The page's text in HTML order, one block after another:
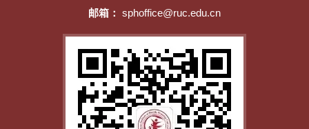
邮箱： sphoffice@ruc.edu.cn